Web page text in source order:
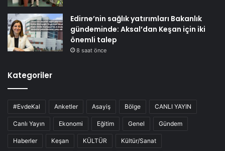
Edirne’nin sağlık yatırımları Bakanlık
gündeminde: Aksal’dan Keşan için iki
önemli talep
8 saat önce
Kategoriler
#EvdeKal Anketler Asayiş Bölge CANLI YAYIN
Canlı Yayın Ekonomi Eğitim Genel Gündem
Haberler Keşan KÜLTÜR Kültür/Sanat